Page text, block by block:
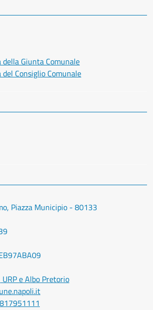
Giunta Comunale
Consiglio Comunale
Piazza Municipio - 80133
e Albo Pretorio